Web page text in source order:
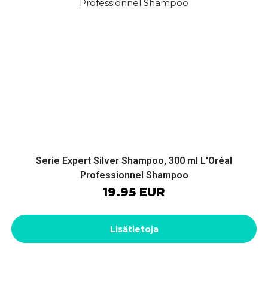
Serie Expert Silver Shampoo, 300 ml L'Oréal
Professionnel Shampoo
19.95 EUR
Lisätietoja